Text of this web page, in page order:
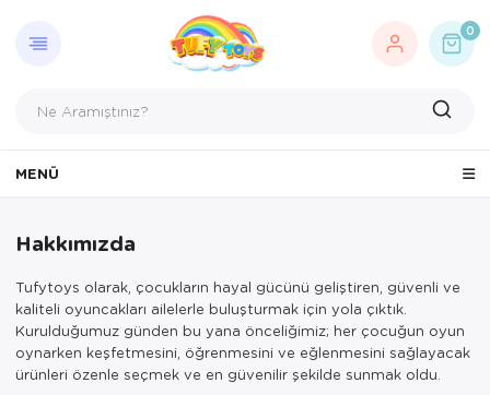
0
Açık Hava, Deniz ve Spor
AÇIK
Açık Hava
Bahçe
Su
Toplar
Bebek Oyuncakları
Aktivite
Banyo
Eğitici Oyuncaklar
AHŞAP
Elektronik
Rubik Zeka
YAPI
FIGÜR
Hayvan
Karakter
Hediyelik
Hediye Kart
Hobi Oyuncakları
HOBI
Kendin
Maket
Kutu Oyunları
KUTU
Çocuk Kutu
Yetişkin
OYUN
Bilim Setleri
Erkek Oyun
WALKIE
Yarış Setleri
Model
Aksesuarlar
Bez Bebekler
PARTI
Doğum Günü
Kostüm
PUZZLE
1000 Parça
1500 Parça
Ahşap Puzzle
Çocuk Puzzle
MENÜ
Hakkımızda
Tufytoys olarak, çocukların hayal gücünü geliştiren, güvenli ve
kaliteli oyuncakları ailelerle buluşturmak için yola çıktık.
Kurulduğumuz günden bu yana önceliğimiz; her çocuğun oyun
oynarken keşfetmesini, öğrenmesini ve eğlenmesini sağlayacak
ürünleri özenle seçmek ve en güvenilir şekilde sunmak oldu.